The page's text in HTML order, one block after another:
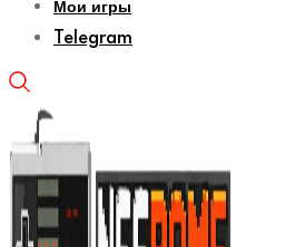
Мои игры
Telegram